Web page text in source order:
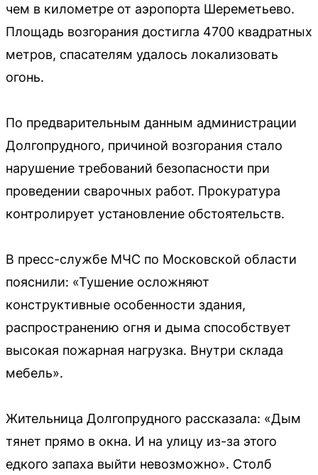
чем в километре от аэропорта Шереметьево.
Площадь возгорания достигла 4700 квадратных
метров, спасателям удалось локализовать
огонь.
По предварительным данным администрации
Долгопрудного, причиной возгорания стало
нарушение требований безопасности при
проведении сварочных работ. Прокуратура
контролирует установление обстоятельств.
В пресс-службе МЧС по Московской области
пояснили: «Тушение осложняют
конструктивные особенности здания,
распространению огня и дыма способствует
высокая пожарная нагрузка. Внутри склада
мебель».
Жительница Долгопрудного рассказала: «Дым
тянет прямо в окна. И на улицу из-за этого
едкого запаха выйти невозможно». Столб